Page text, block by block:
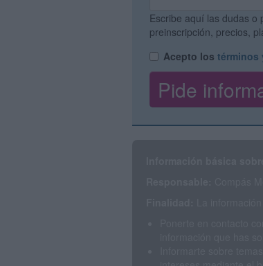
Escribe aquí las dudas o
preinscripción, precios,
Acepto los términos